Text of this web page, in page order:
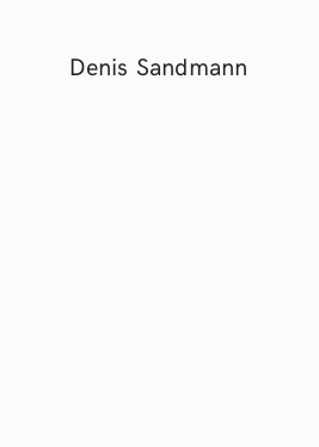
Denis Sandmann